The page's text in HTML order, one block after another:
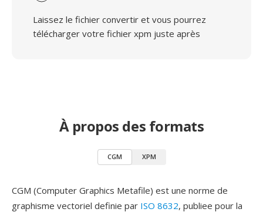
Laissez le fichier convertir et vous pourrez
télécharger votre fichier xpm juste après
À propos des formats
CGM XPM
CGM (Computer Graphics Metafile) est une norme de
graphisme vectoriel definie par ISO 8632, publiee pour la